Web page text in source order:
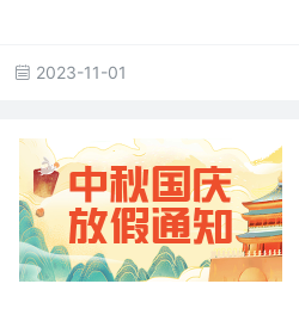
2023-11-01